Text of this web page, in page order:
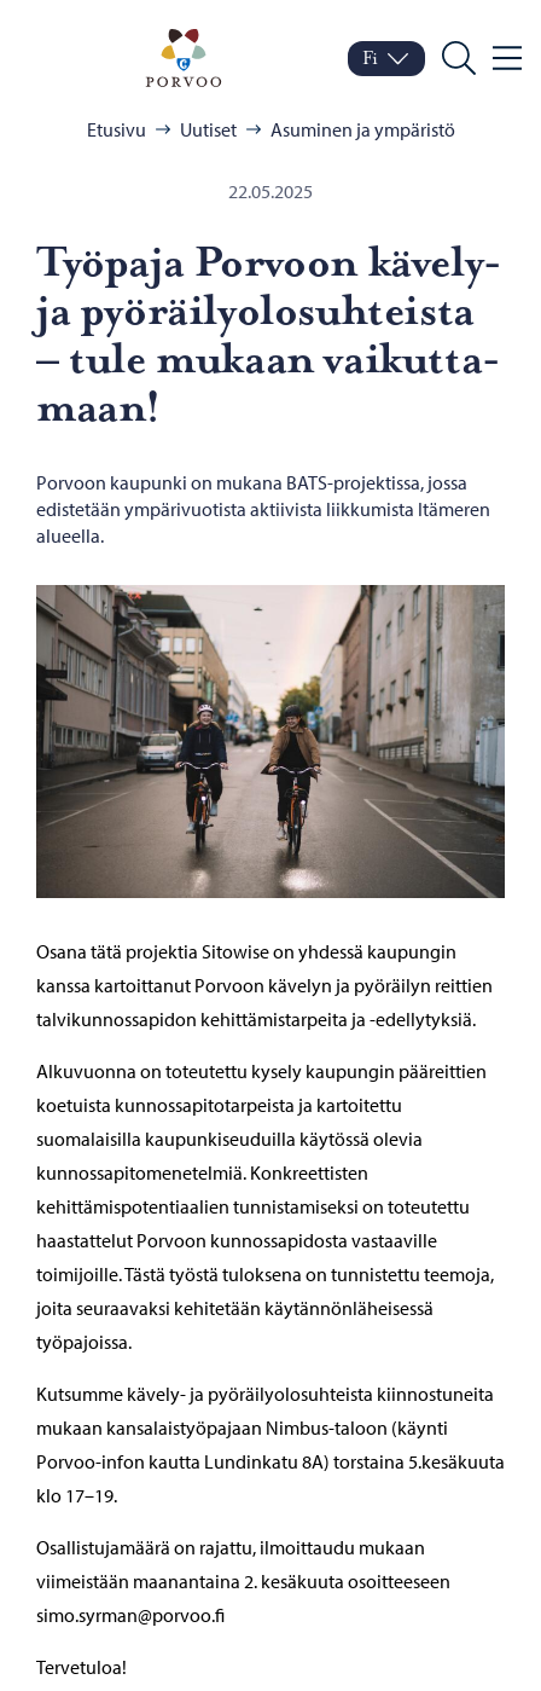
Porvoo – Siirry
Vaihda kieltä
Nykyinen kieli: Suomi
Fi
Hae
Etusivu Uutiset Asuminen ja ympäristö
22.05.2025
Työ­pa­ja Por­voon kävely-​
ja pyö­räi­ly­olo­suh­teis­ta
– tule mu­kaan vai­kut­ta­
maan!
Porvoon kaupunki on mukana BATS-projektissa, jossa
edistetään ympärivuotista aktiivista liikkumista Itämeren
alueella.
Osana tätä projektia Sitowise on yhdessä kaupungin
kanssa kartoittanut Porvoon kävelyn ja pyöräilyn reittien
talvikunnossapidon kehittämistarpeita ja -edellytyksiä.
Alkuvuonna on toteutettu kysely kaupungin pääreittien
koetuista kunnossapitotarpeista ja kartoitettu
suomalaisilla kaupunkiseuduilla käytössä olevia
kunnossapitomenetelmiä. Konkreettisten
kehittämispotentiaalien tunnistamiseksi on toteutettu
haastattelut Porvoon kunnossapidosta vastaaville
toimijoille. Tästä työstä tuloksena on tunnistettu teemoja,
joita seuraavaksi kehitetään käytännönläheisessä
työpajoissa.
Kutsumme kävely- ja pyöräilyolosuhteista kiinnostuneita
mukaan kansalaistyöpajaan Nimbus-taloon (käynti
Porvoo-infon kautta Lundinkatu 8A) torstaina 5.kesäkuuta
klo 17–19.
Osallistujamäärä on rajattu, ilmoittaudu mukaan
viimeistään maanantaina 2. kesäkuuta osoitteeseen
simo.syrman@porvoo.fi
Tervetuloa!